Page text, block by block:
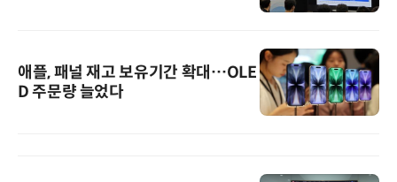
애플, 패널 재고 보유기간 확대…OLE
D 주문량 늘었다